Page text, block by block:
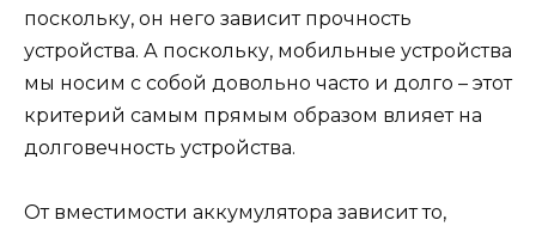
поскольку, он него зависит прочность
устройства. А поскольку, мобильные устройства
мы носим с собой довольно часто и долго – этот
критерий самым прямым образом влияет на
долговечность устройства.
От вместимости аккумулятора зависит то,